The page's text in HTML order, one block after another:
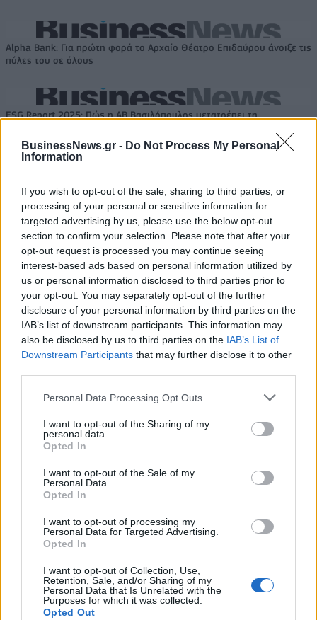
BusinessNews.gr - Do Not Process My Personal
Information
If you wish to opt-out of the sale, sharing to third parties, or
processing of your personal or sensitive information for
targeted advertising by us, please use the below opt-out
section to confirm your selection. Please note that after your
opt-out request is processed you may continue seeing
interest-based ads based on personal information utilized by
us or personal information disclosed to third parties prior to
your opt-out. You may separately opt-out of the further
disclosure of your personal information by third parties on the
IAB’s list of downstream participants. This information may
also be disclosed by us to third parties on the IAB’s List of
Downstream Participants that may further disclose it to other
Personal Data Processing Opt Outs
I want to opt-out of the Sharing of my
personal data.
Opted In
I want to opt-out of the Sale of my
Personal Data.
Opted In
I want to opt-out of processing my
Personal Data for Targeted Advertising.
Opted In
I want to opt-out of Collection, Use,
Retention, Sale, and/or Sharing of my
Personal Data that Is Unrelated with the
Purposes for which it was collected.
Opted Out
Alpha Bank: Για πρώτη φορά το Αρχαίο Θέατρο Επιδαύρου άνοιξε τις
πύλες του σε όλους
ESG Report 2025: Πώς η ΑΒ Βασιλόπουλος μετατρέπει τη
ΠΕΡΙΣΣΌΤΕΡΑ ΣΕ ΑΥΤΉ ΤΗΝ ΚΑΤΗΓΟΡΊΑ
Δυτική Ελλάδα: Αυξήθηκαν
οι επικίνδυνες παραβάσεις
κατά την οδήγηση το
πρώτο εξάμηνο του 2024
27/07/2024 - 12:28
Πολύ επικίνδυνες οι
επόμενες ημέρες για την
ΡΟΗ ΕΙΔΗΣΕΩΝ